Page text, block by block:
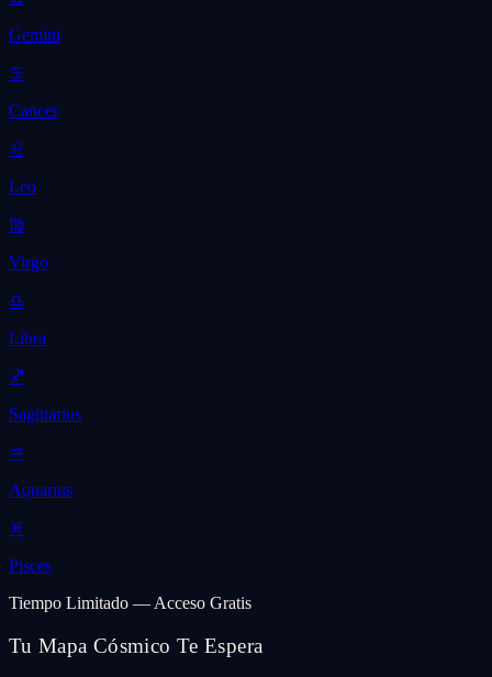
Gemini
♋
Cancer
♌
Leo
♍
Virgo
♎
Libra
♐
Sagittarius
♒
Aquarius
♓
Pisces
Tiempo Limitado — Acceso Gratis
Tu Mapa Cósmico Te Espera